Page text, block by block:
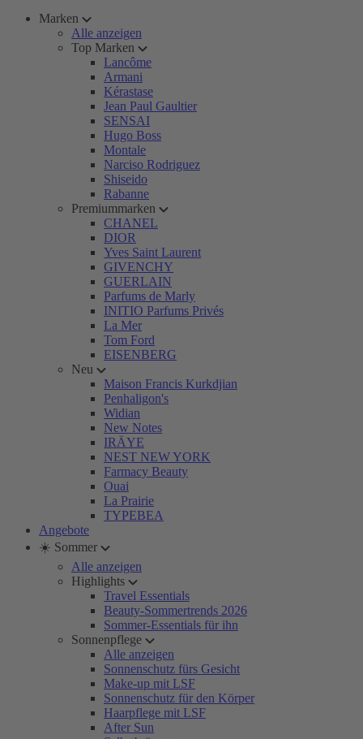
Marken
Alle anzeigen
Top Marken
Lancôme
Armani
Kérastase
Jean Paul Gaultier
SENSAI
Hugo Boss
Montale
Narciso Rodriguez
Shiseido
Rabanne
Premiummarken
CHANEL
DIOR
Yves Saint Laurent
GIVENCHY
GUERLAIN
Parfums de Marly
INITIO Parfums Privés
La Mer
Tom Ford
EISENBERG
Neu
Maison Francis Kurkdjian
Penhaligon's
Widian
New Notes
IRÄYE
NEST NEW YORK
Farmacy Beauty
Ouai
La Prairie
TYPEBEA
Angebote
☀️ Sommer
Alle anzeigen
Highlights
Travel Essentials
Beauty-Sommertrends 2026
Sommer-Essentials für ihn
Sonnenpflege
Alle anzeigen
Sonnenschutz fürs Gesicht
Make-up mit LSF
Sonnenschutz für den Körper
Haarpflege mit LSF
After Sun